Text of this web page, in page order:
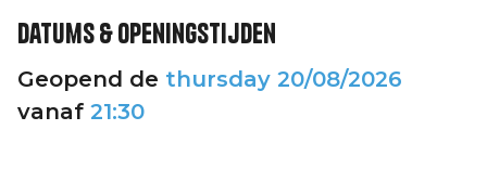
Datums & openingstijden
Geopend de thursday 20/08/2026
vanaf 21:30